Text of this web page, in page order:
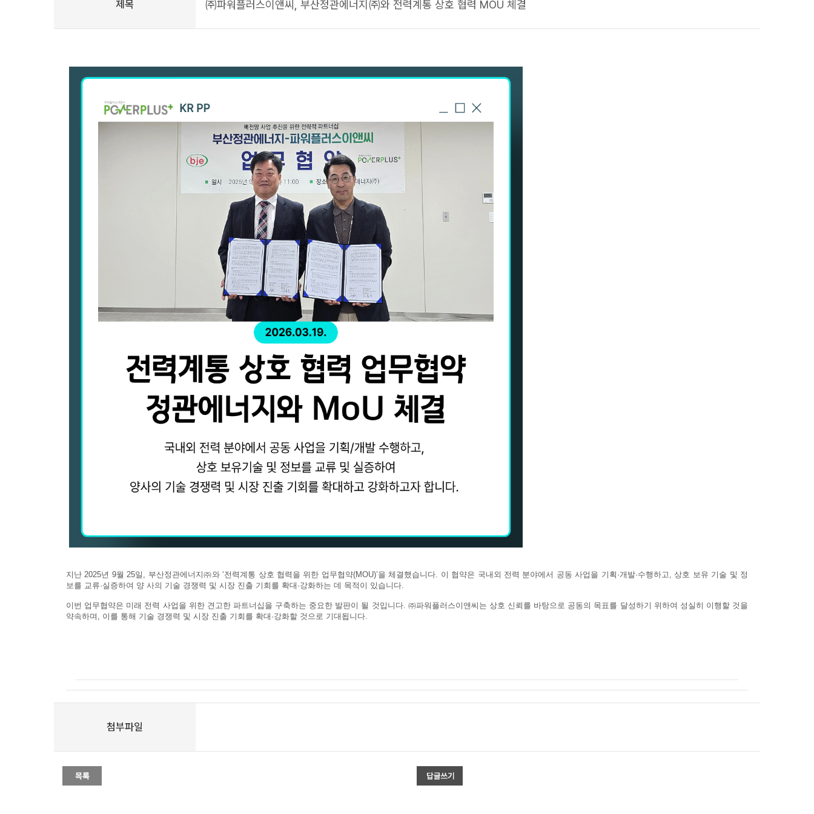
제목 ㈜파워플러스이앤씨, 부산정관에너지㈜와 전력계통 상호 협력 MOU 체결
지난 2025년 9월 25일, 부산정관에너지㈜와 ‘전력계통 상호 협력을 위한 업무협약(MOU)’을 체결했습니다. 이 협약은 국내외 전력 분야에서 공동 사업을 기획·개발·수행하고, 상호 보유 기술 및 정
보를 교류·실증하여 양 사의 기술 경쟁력 및 시장 진출 기회를 확대·강화하는 데 목적이 있습니다.
이번 업무협약은 미래 전력 사업을 위한 견고한 파트너십을 구축하는 중요한 발판이 될 것입니다. ㈜파워플러스이앤씨는 상호 신뢰를 바탕으로 공동의 목표를 달성하기 위하여 성실히 이행할 것을
약속하며, 이를 통해 기술 경쟁력 및 시장 진출 기회를 확대·강화할 것으로 기대됩니다.
첨부파일